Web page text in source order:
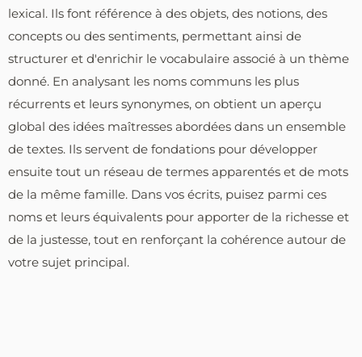
lexical. Ils font référence à des objets, des notions, des
concepts ou des sentiments, permettant ainsi de
structurer et d'enrichir le vocabulaire associé à un thème
donné. En analysant les noms communs les plus
récurrents et leurs synonymes, on obtient un aperçu
global des idées maîtresses abordées dans un ensemble
de textes. Ils servent de fondations pour développer
ensuite tout un réseau de termes apparentés et de mots
de la même famille. Dans vos écrits, puisez parmi ces
noms et leurs équivalents pour apporter de la richesse et
de la justesse, tout en renforçant la cohérence autour de
votre sujet principal.